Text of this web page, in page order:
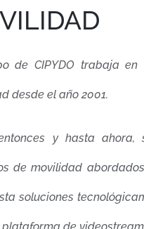
de CIPYDO trabaja
desde el año 2001.
y hasta ahora,
de movilidad
soluciones